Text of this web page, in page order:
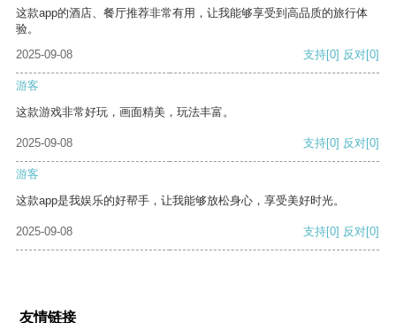
这款app的酒店、餐厅推荐非常有用，让我能够享受到高品质的旅行体
验。
2025-09-08
支持[0] 反对[0]
游客
这款游戏非常好玩，画面精美，玩法丰富。
2025-09-08 支持[0] 反对[0]
游客
这款app是我娱乐的好帮手，让我能够放松身心，享受美好时光。
2025-09-08 支持[0] 反对[0]
友情链接